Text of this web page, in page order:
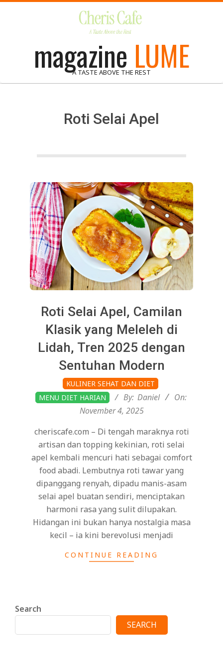
magazine LUME
A TASTE ABOVE THE REST
Roti Selai Apel
Roti Selai Apel, Camilan
Klasik yang Meleleh di
Lidah, Tren 2025 dengan
Sentuhan Modern
11-
04
KULINER SEHAT DAN DIET
MENU DIET HARIAN
By: Daniel
On:
November 4, 2025
cheriscafe.com – Di tengah maraknya roti
artisan dan topping kekinian, roti selai
apel kembali mencuri hati sebagai comfort
food abadi. Lembutnya roti tawar yang
dipanggang renyah, dipadu manis-asam
selai apel buatan sendiri, menciptakan
harmoni rasa yang sulit dilupakan.
Hidangan ini bukan hanya nostalgia masa
kecil – ia kini berevolusi menjadi
CONTINUE READING
Search
SEARCH